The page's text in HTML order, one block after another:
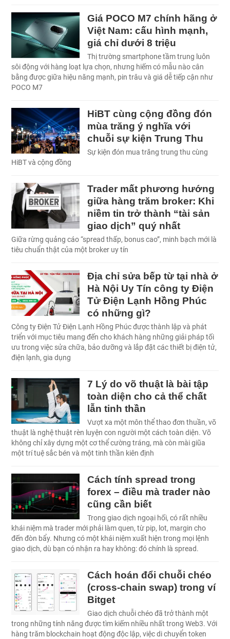
Giá POCO M7 chính hãng ở
Việt Nam: cấu hình mạnh,
giá chỉ dưới 8 triệu
Thị trường smartphone tầm trung luôn
sôi động với hàng loạt lựa chọn, nhưng hiếm có mẫu nào cân
bằng được giữa hiệu năng mạnh, pin trâu và giá dễ tiếp cận như
POCO M7
HiBT cùng cộng đồng đón
mùa trăng ý nghĩa với
chuỗi sự kiện Trung Thu
Sự kiện đón mua trăng trung thu cùng
HiBT và cộng đồng
Trader mất phương hướng
giữa hàng trăm broker: Khi
niềm tin trở thành “tài sản
giao dịch” quý nhất
Giữa rừng quảng cáo “spread thấp, bonus cao”, minh bạch mới là
tiêu chuẩn thật của một broker uy tín
Địa chỉ sửa bếp từ tại nhà ở
Hà Nội Uy Tín công ty Điện
Tử Điện Lạnh Hồng Phúc
có những gì?
Công ty Điện Tử Điện Lạnh Hồng Phúc được thành lập và phát
triển với mục tiêu mang đến cho khách hàng những giải pháp tối
ưu trong việc sửa chữa, bảo dưỡng và lắp đặt các thiết bị điện tử,
điện lạnh, gia dụng
7 Lý do võ thuật là bài tập
toàn diện cho cả thể chất
lẫn tinh thần
Vượt xa một môn thể thao đơn thuần, võ
thuật là nghệ thuật rèn luyện con người một cách toàn diện. Võ
không chỉ xây dựng một cơ thể cường tráng, mà còn mài giũa
một trí tuệ sắc bén và một tinh thần kiên định
Cách tính spread trong
forex – điều mà trader nào
cũng cần biết
Trong giao dịch ngoại hối, có rất nhiều
khái niệm mà trader mới phải làm quen, từ pip, lot, margin cho
đến đòn bẩy. Nhưng có một khái niệm xuất hiện trong mọi lệnh
giao dịch, dù bạn có nhận ra hay không: đó chính là spread.
Cách hoán đổi chuỗi chéo
(cross-chain swap) trong ví
Bitget
Giao dịch chuỗi chéo đã trở thành một
trong những tính năng được tìm kiếm nhiều nhất trong Web3. Với
hàng trăm blockchain hoạt động độc lập, việc di chuyển token